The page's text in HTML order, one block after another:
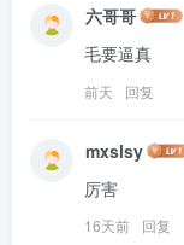
六哥哥
毛要逼真
前天 回复
mxslsy
厉害
16天前 回复